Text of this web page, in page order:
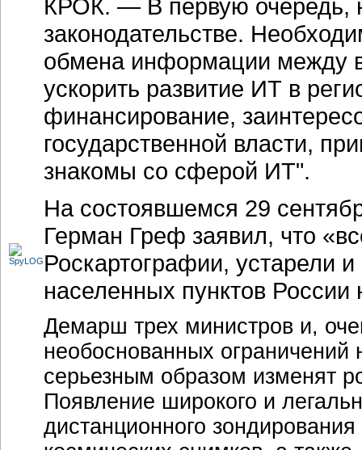
КРОК. — В первую очередь,
законодательстве.
обмена информации между
ускорить развитие ИТ в
финансирование,
государственной власти,
знакомы со сферой ИТ".
На состоявшемся 29
Герман Греф заявил, что
Роскартографии, устарели
населенных пунктов
Демарш трех министров и,
необоснованных ограничений
серьезным образом изменят
Появление широкого и
дистанционного